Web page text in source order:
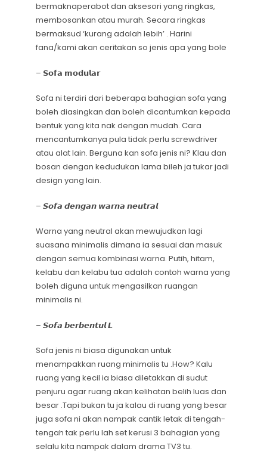
bermaknaperabot dan aksesori yang ringkas,
membosankan atau murah. Secara ringkas
bermaksud ‘kurang adalah lebih’ . Harini
fana/kami akan ceritakan so jenis apa yang bole
– 𝗦𝗼𝗳𝗮 𝗺𝗼𝗱𝘂𝗹𝗮𝗿
Sofa ni terdiri dari beberapa bahagian sofa yang
boleh diasingkan dan boleh dicantumkan kepada
bentuk yang kita nak dengan mudah. Cara
mencantumkanya pula tidak perlu screwdriver
atau alat lain. Berguna kan sofa jenis ni? Klau dan
bosan dengan kedudukan lama bileh ja tukar jadi
design yang lain.
– 𝙎𝙤𝙛𝙖 𝙙𝙚𝙣𝙜𝙖𝙣 𝙬𝙖𝙧𝙣𝙖 𝙣𝙚𝙪𝙩𝙧𝙖𝙡
Warna yang neutral akan mewujudkan lagi
suasana minimalis dimana ia sesuai dan masuk
dengan semua kombinasi warna. Putih, hitam,
kelabu dan kelabu tua adalah contoh warna yang
boleh diguna untuk mengasilkan ruangan
minimalis ni.
– 𝙎𝙤𝙛𝙖 𝙗𝙚𝙧𝙗𝙚𝙣𝙩𝙪𝙡 𝙇
Sofa jenis ni biasa digunakan untuk
menampakkan ruang minimalis tu .How? Kalu
ruang yang kecil ia biasa diletakkan di sudut
penjuru agar ruang akan kelihatan belih luas dan
besar .Tapi bukan tu ja kalau di ruang yang besar
juga sofa ni akan nampak cantik letak di tengah-
tengah tak perlu lah set kerusi 3 bahagian yang
selalu kita nampak dalam drama TV3 tu.